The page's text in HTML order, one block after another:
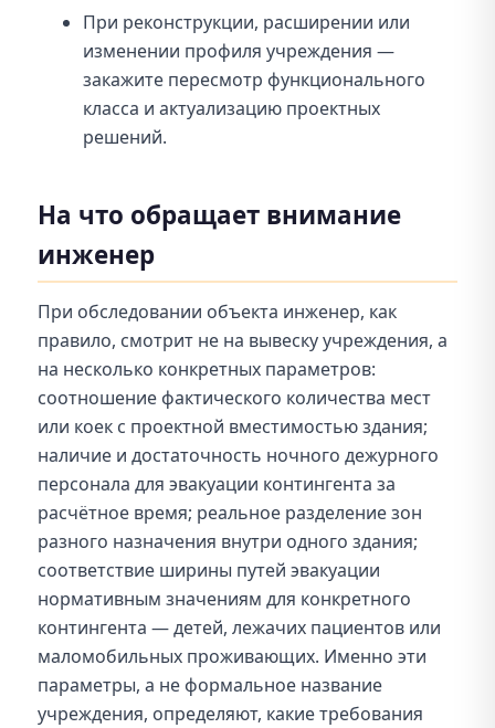
При реконструкции, расширении или
изменении профиля учреждения —
закажите пересмотр функционального
класса и актуализацию проектных
решений.
На что обращает внимание
инженер
При обследовании объекта инженер, как
правило, смотрит не на вывеску учреждения, а
на несколько конкретных параметров:
соотношение фактического количества мест
или коек с проектной вместимостью здания;
наличие и достаточность ночного дежурного
персонала для эвакуации контингента за
расчётное время; реальное разделение зон
разного назначения внутри одного здания;
соответствие ширины путей эвакуации
нормативным значениям для конкретного
контингента — детей, лежачих пациентов или
маломобильных проживающих. Именно эти
параметры, а не формальное название
учреждения, определяют, какие требования